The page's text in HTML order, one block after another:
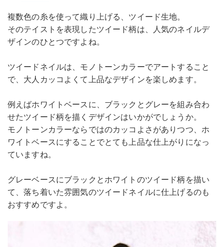
複数色の糸を使って織り上げる、ツイード生地。
そのテイストを表現したツイード柄は、人気のネイルデ
ザインのひとつですよね。
ツイードネイルは、モノトーンカラーでアートすること
で、大人カッコよくて上品なデザインを楽しめます。
例えばホワイトベースに、ブラックとグレーを組み合わ
せたツイード柄を描くデザインはいかがでしょうか。
モノトーンカラーならではのカッコよさがありつつ、ホ
ワイトベースにすることでとても上品な仕上がりになっ
ていますね。
グレーベースにブラックとホワイトのツイード柄を描い
て、落ち着いた雰囲気のツイードネイルに仕上げるのも
おすすめですよ。